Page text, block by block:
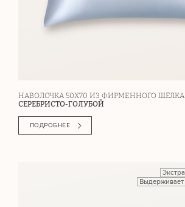
НАВОЛОЧКА 50Х70 ИЗ ФИРМЕННОГО ШЁЛКА
СЕРЕБРИСТО-ГОЛУБОЙ
ПОДРОБНЕЕ